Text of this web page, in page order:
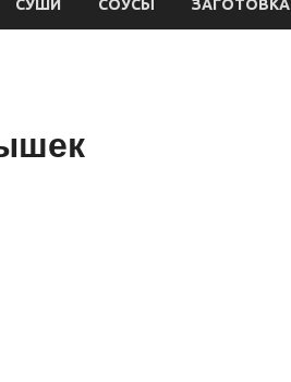
СУШИ СОУСЫ ЗАГОТОВКА